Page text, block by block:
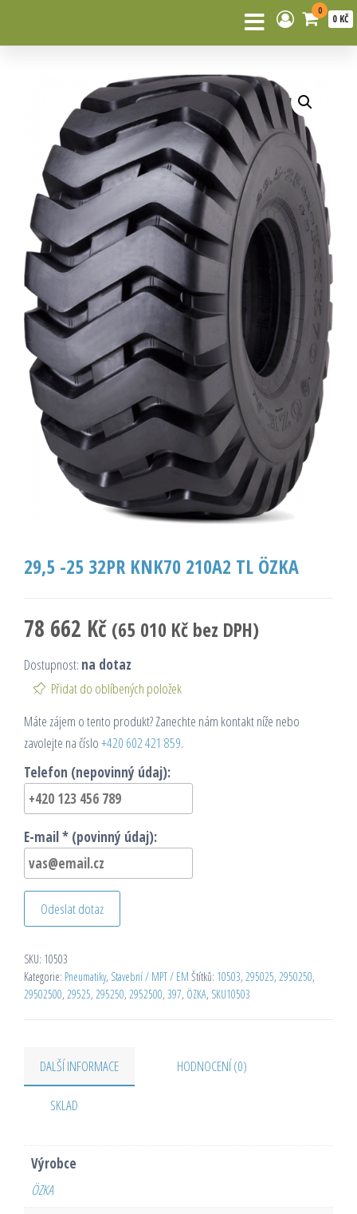
0
0 KČ
29,5 -25 32PR KNK70 210A2 TL ÖZKA
78 662 Kč (65 010 Kč bez DPH)
Dostupnost: na dotaz
Přidat do oblíbených položek
Máte zájem o tento produkt? Zanechte nám kontakt níže nebo
zavolejte na číslo+420 602 421 859.
Telefon (nepovinný údaj):
E-mail * (povinný údaj):
Odeslat dotaz
SKU: 10503
Kategorie: Pneumatiky, Stavební / MPT / EM Štítků: 10503, 295025, 2950250,
29502500, 29525, 295250, 2952500, 397, ÖZKA, SKU10503
DALŠÍ INFORMACE HODNOCENÍ (0)
SKLAD
Výrobce
ÖZKA